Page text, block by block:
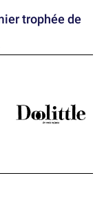
trophée de